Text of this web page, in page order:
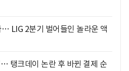
LIG 2분기 벌어들인 놀라운 액
탱크데이 논란 후 바뀐 결제 순